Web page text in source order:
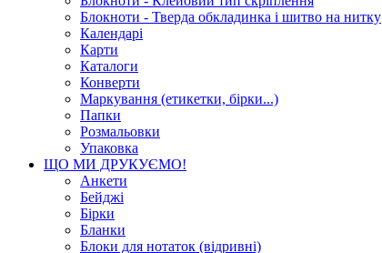
Блокноти - Тверда обкладинка і шитво на нитку
Календарі
Карти
Каталоги
Конверти
Маркування (етикетки, бірки...)
Папки
Розмальовки
Упаковка
ЩО МИ ДРУКУЄМО!
Анкети
Бейджі
Бірки
Бланки
Блоки для нотаток (відривні)